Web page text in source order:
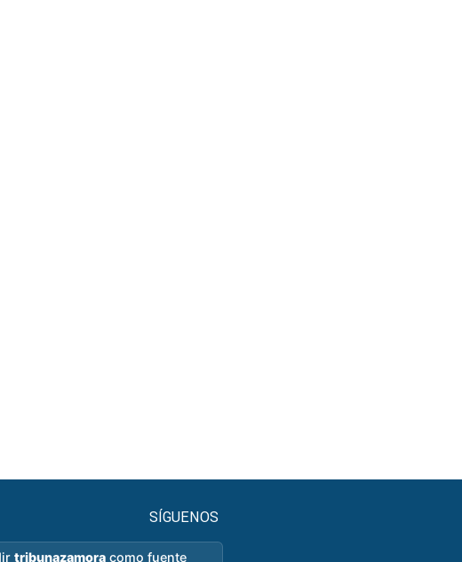
SÍGUENOS
tribunazamora como fuente